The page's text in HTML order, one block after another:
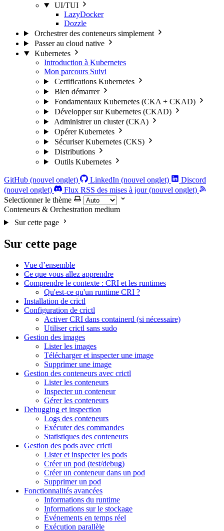
UI/TUI
LazyDocker
Dozzle
Orchestrer des conteneurs simplement
Passer au cloud native
Kubernetes
Introduction à Kubernetes
Mon parcours Suivi
Certifications Kubernetes
Bien démarrer
Fondamentaux Kubernetes (CKA + CKAD)
Développer sur Kubernetes (CKAD)
Administrer un cluster (CKA)
Opérer Kubernetes
Sécuriser Kubernetes (CKS)
Distributions
Outils Kubernetes
GitHub (nouvel onglet) LinkedIn (nouvel onglet)
Discord
(nouvel onglet)
Flux RSS des mises à jour (nouvel onglet)
Selectionner le thème
Conteneurs & Orchestration medium
Sur cette page
Sur cette page
Vue d’ensemble
Ce que vous allez apprendre
Comprendre le contexte : CRI et les runtimes
Qu'est-ce qu'un runtime CRI ?
Installation de crictl
Configuration de crictl
Activer CRI dans containerd (si nécessaire)
Utiliser crictl sans sudo
Gestion des images
Lister les images
Télécharger et inspecter une image
Supprimer une image
Gestion des conteneurs avec crictl
Lister les conteneurs
Inspecter un conteneur
Gérer les conteneurs
Debugging et inspection
Logs des conteneurs
Exécuter des commandes
Statistiques des conteneurs
Gestion des pods avec crictl
Lister et inspecter les pods
Créer un pod (test/debug)
Créer un conteneur dans un pod
Supprimer un pod
Fonctionnalités avancées
Informations du runtime
Informations sur le stockage
Événements en temps réel
Exécution parallèle